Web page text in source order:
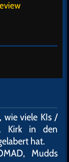
wie viele KIs /
Kirk in den
hat.
Mudds